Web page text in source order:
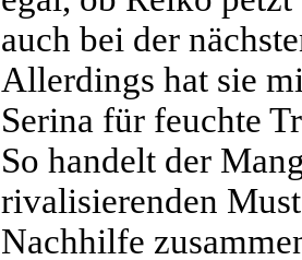
auch bei der
Allerdings hat sie
Serina für feuchte
So handelt der
rivalisierenden
Nachhilfe